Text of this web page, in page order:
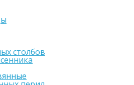
столбов